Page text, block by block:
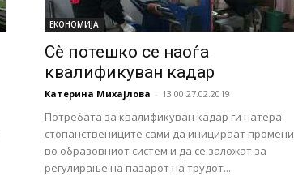
ЕКОНОМИЈА
Сѐ потешко се наоѓа
квалификуван кадар
Катерина Михајлова - 13:00 27.02.2019
Потребата за квалификуван кадар ги натера
стопанствениците сами да иницираат промени
во образовниот систем и да се заложат за
регулирање на пазарот на трудот...